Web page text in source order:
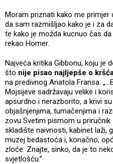
Moram priznati kako me primjer
da sam razmišljao kako je i za
te kako je možda kucnuo čas
rekao Homer.
Najveća kritika Gibbonu, koju je
što nije pisao najljepše o
na predivnog Anatola Fransa:
Mojsijeve sadržavaju velike i
apsurdno i nerazborito, a krivi
objašnjenjima, tumačenjima i
zovu Svetim pismom u
skladište naivnosti, kabinet laži,
muzej bedastoća i, konačno,
zloće. Znajte, sinko, da je to
svjetlošću.”